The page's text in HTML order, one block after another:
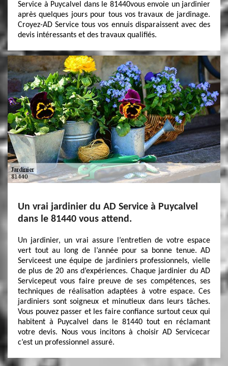
Service à Puycalvel dans le 81440vous envoie un jardinier
après quelques jours pour tous vos travaux de jardinage.
Croyez-AD Service tous vos ennuis disparaissent avec des
devis intéressants et des travaux qualifiés.
Un vrai jardinier du AD Service à Puycalvel
dans le 81440 vous attend.
Un jardinier, un vrai assure l’entretien de votre espace
vert tout au long de l’année pour sa bonne tenue. AD
Serviceest une équipe de jardiniers professionnels, vielle
de plus de 20 ans d’expériences. Chaque jardinier du AD
Servicepeut vous faire preuve de ses compétences, ses
techniques de réalisation adaptées à votre espace. Ces
jardiniers sont soigneux et minutieux dans leurs tâches.
Vous pouvez passer et les faire confiance surtout ceux qui
habitent à Puycalvel dans le 81440 tout en réclamant
votre devis. Nous vous incitons à choisir AD Servicecar
c’est un professionnel assuré.